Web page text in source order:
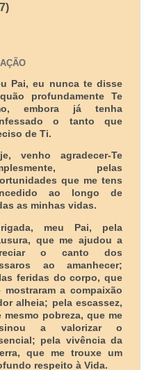
Pai, eu nunca te disse
profundamente Te
embora já tenha
o tanto que
de Ti.
venho agradecer-Te
pelas
que me tens
ao longo de
as minhas vidas.
meu Pai, pela
que me ajudou a
o canto dos
ao amanhecer;
feridas do corpo, que
mostraram a compaixão
alheia; pela escassez,
mesmo pobreza, que me
a valorizar o
pela vivência da
que me trouxe um
respeito à Vida.